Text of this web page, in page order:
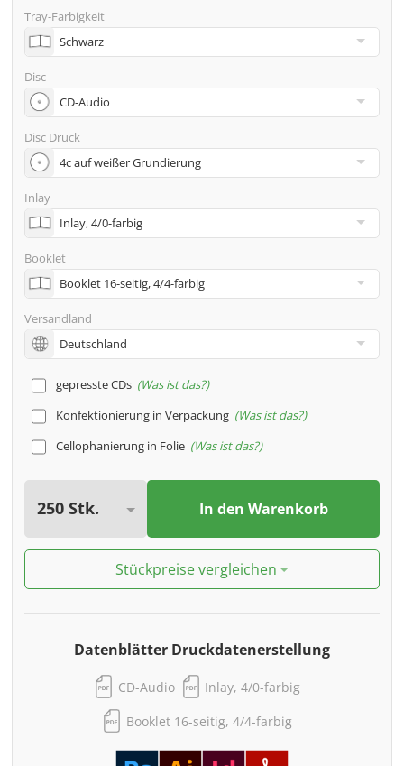
Viele weitere Möglichkeiten wie 2. Lieferadressen,
Neutraler Versand usw. gern auf Anfrage
Tray-Farbigkeit
Disc
Disc Druck
Inlay
Booklet
Versandland
gepresste CDs Was ist das?
Konfektionierung in Verpackung Was ist das?
Cellophanierung in Folie Was ist das?
In den Warenkorb
Stückpreise vergleichen
Datenblätter Druckdatenerstellung
CD-Audio Inlay, 4/0-farbig
Booklet 16-seitig, 4/4-farbig